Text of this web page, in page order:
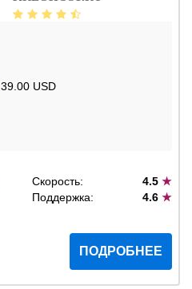
39.00 USD
Скорость: 4.5 ★
Поддержка: 4.6 ★
ПОДРОБНЕЕ